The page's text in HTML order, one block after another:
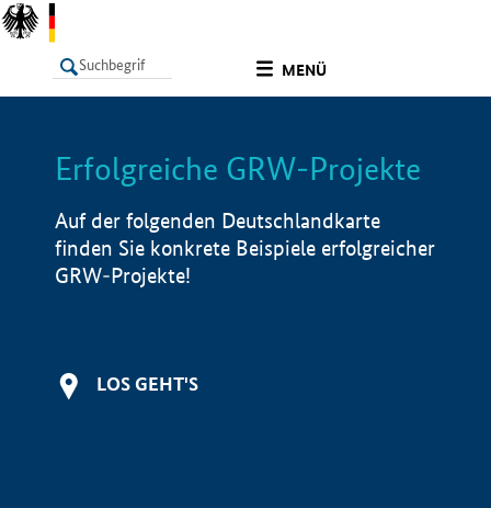
MENÜ
LISTE Info
Erfolgreiche GRW-Projekte
Auf der folgenden Deutschlandkarte
finden Sie konkrete Beispiele erfolgreicher
GRW-Projekte!
LOS GEHT'S